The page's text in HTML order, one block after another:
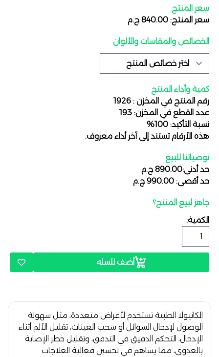
سعر المنتج
سعر المنتج: 840.00 ج.م
الخصائص والمقاسات والألوان
كمية وأداء المنتج
رقم المنتج في المخزن : 1926
عدد القطع في المخزن: 193
نسبة التأكيد: 100%
هذه الأرقام تستند إلى آخر أداء معروف.
توصياتنا للبيع
حد أدنى:890.00 ج.م
حد أقصى: 990.00 ج.م
جاهز لبيع المنتج؟
الكمية:
أضف للسله
الكانيولا الطبية تستخدم لأغراض متعددة، مثل سهولة
الوصول لإدخال السوائل أو سحب العينات، تقليل الألم أثناء
الإدخال، التحكم الدقيق في التدفق، وتقليل خطر الإصابة
بالعدوى، مما يساهم في تحسين فعالية العلاجات